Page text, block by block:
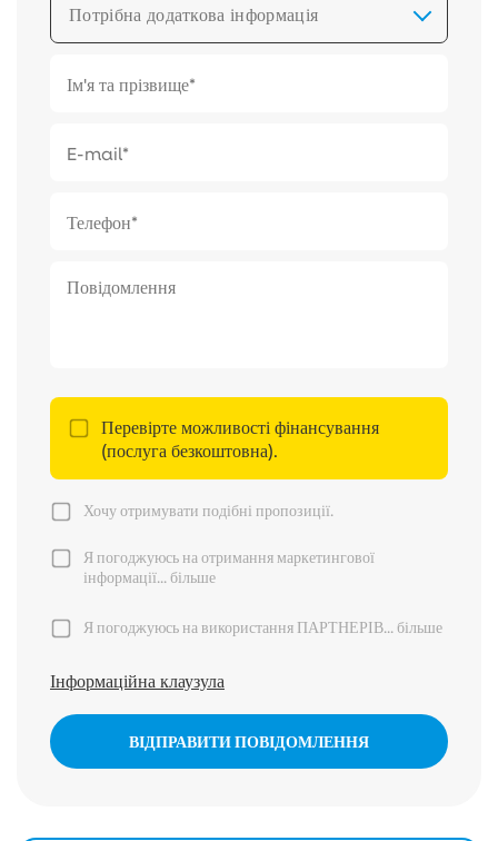
Потрібна додаткова інформація
Перевірте можливості фінансування
(послуга безкоштовна).
Хочу отримувати подібні пропозиції.
Я погоджуюсь на отримання маркетингової
інформації...більше
Я погоджуюсь на використання ПАРТНЕРІВ...більше
Інформаційна клаузула
ВІДПРАВИТИ ПОВІДОМЛЕННЯ